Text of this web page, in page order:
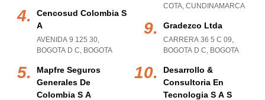
Cencosud Colombia S
A
AVENIDA 9 125 30,
BOGOTA D C, BOGOTA
Mapfre Seguros
Generales De
Colombia S A
COTA, CUNDINAMARCA
Gradezco Ltda
CARRERA 36 5 C 09,
BOGOTA D C, BOGOTA
Desarrollo &
Consultoria En
Tecnologia S A S